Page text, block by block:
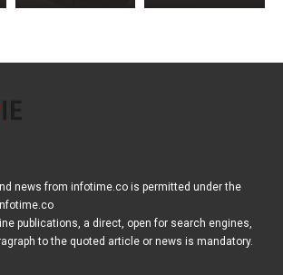
news from infotime.co is permitted under the
publications, a direct, open for search engines,
to the quoted article or news is mandatory.